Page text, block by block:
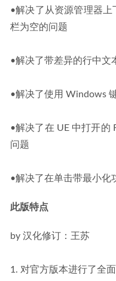
•解决了从资源管理器
栏为空的问题
•解决了带差异的行中文
•解决了使用 Windows
•解决了在 UE 中打开的
问题
•解决了在单击带最小化
此版特点
by 汉化修订：王苏
1. 对官方版本进行了全